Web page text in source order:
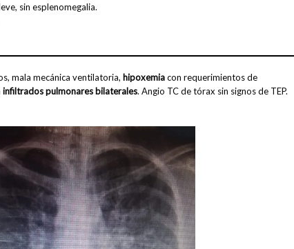
sin esplenomegalia.
mala mecánica ventilatoria, hipoxemiacon requerimientos de
infiltrados pulmonares bilaterales. Angio TC de tórax sin signos de TEP.